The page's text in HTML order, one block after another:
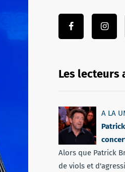
Les lecteurs
A LA
Alors que Patrick
de viols et